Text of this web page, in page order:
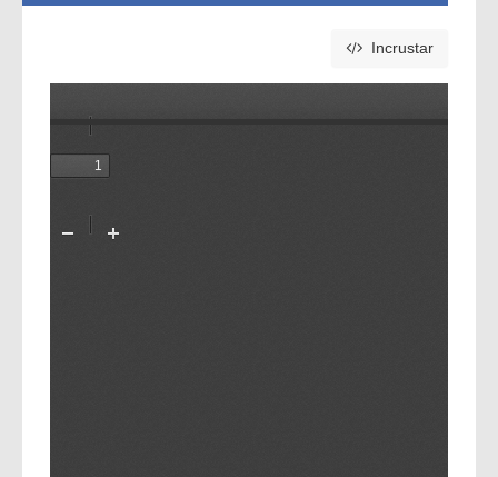
Incrustar